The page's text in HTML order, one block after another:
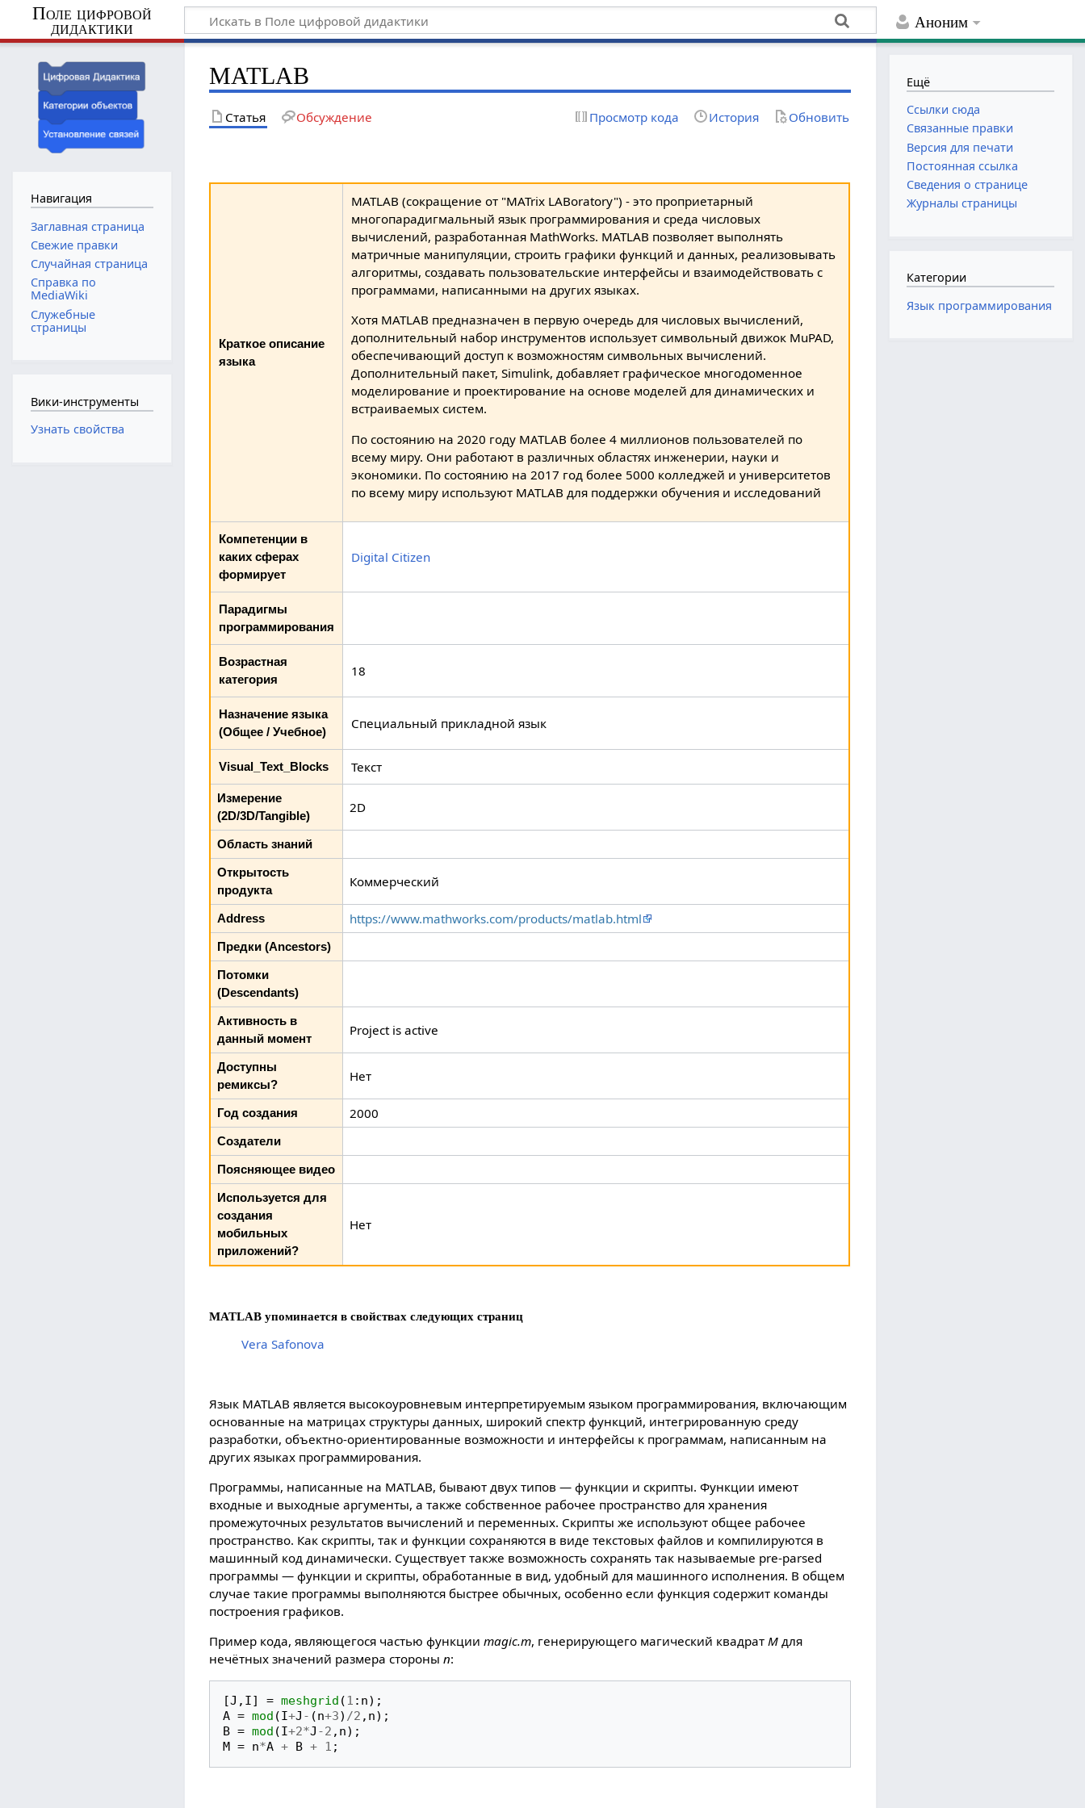
Аноним
Поле цифровой
дидактики
MATLAB
Статья Обсуждение Просмотр кода История Обновить
Краткое описание
языка
MATLAB (сокращение от "MATrix LABoratory") - это проприетарный
многопарадигмальный язык программирования и среда числовых
вычислений, разработанная MathWorks. MATLAB позволяет выполнять
матричные манипуляции, строить графики функций и данных, реализовывать
алгоритмы, создавать пользовательские интерфейсы и взаимодействовать с
программами, написанными на других языках.
Хотя MATLAB предназначен в первую очередь для числовых вычислений,
дополнительный набор инструментов использует символьный движок MuPAD,
обеспечивающий доступ к возможностям символьных вычислений.
Дополнительный пакет, Simulink, добавляет графическое многодоменное
моделирование и проектирование на основе моделей для динамических и
встраиваемых систем.
По состоянию на 2020 году MATLAB более 4 миллионов пользователей по
всему миру. Они работают в различных областях инженерии, науки и
экономики. По состоянию на 2017 год более 5000 колледжей и университетов
по всему миру используют MATLAB для поддержки обучения и исследований
Компетенции в
каких сферах
формирует
Digital Citizen
Парадигмы
программирования
Возрастная
категория
18
Назначение языка
(Общее / Учебное)
Специальный прикладной язык
Visual_Text_Blocks Текст
Измерение
(2D/3D/Tangible)
2D
Область знаний
Открытость
продукта
Коммерческий
Address https://www.mathworks.com/products/matlab.html
Предки (Ancestors)
Потомки
(Descendants)
Активность в
данный момент
Project is active
Доступны
ремиксы?
Нет
Год создания 2000
Создатели
Поясняющее видео
Используется для
создания
мобильных
приложений?
Нет
MATLAB упоминается в свойствах следующих страниц
Vera Safonova
Язык MATLAB является высокоуровневым интерпретируемым языком программирования, включающим
основанные на матрицах структуры данных, широкий спектр функций, интегрированную среду
разработки, объектно-ориентированные возможности и интерфейсы к программам, написанным на
других языках программирования.
Программы, написанные на MATLAB, бывают двух типов — функции и скрипты. Функции имеют
входные и выходные аргументы, а также собственное рабочее пространство для хранения
промежуточных результатов вычислений и переменных. Скрипты же используют общее рабочее
пространство. Как скрипты, так и функции сохраняются в виде текстовых файлов и компилируются в
машинный код динамически. Существует также возможность сохранять так называемые pre-parsed
программы — функции и скрипты, обработанные в вид, удобный для машинного исполнения. В общем
случае такие программы выполняются быстрее обычных, особенно если функция содержит команды
построения графиков.
Пример кода, являющегося частью функцииmagic.m, генерирующего магический квадратM для
нечётных значений размера стороныn:
[J , I] = meshgrid (1 : n);
A = mod (I+J - (n+3) /2 , n);
B = mod (I+2*J -2 , n);
M = n*A + B + 1 ;
Навигация
Заглавная страница
Свежие правки
Случайная страница
Справка по
MediaWiki
Служебные
страницы
Вики-инструменты
Узнать свойства
Ещё
Ссылки сюда
Связанные правки
Версия для печати
Постоянная ссылка
Сведения о странице
Журналы страницы
Категории
Язык программирования